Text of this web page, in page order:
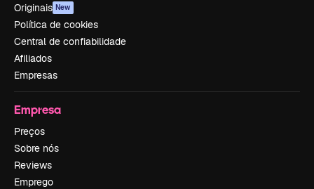
Originais New
Política de cookies
Central de confiabilidade
Afiliados
Empresas
Empresa
Preços
Sobre nós
Reviews
Emprego